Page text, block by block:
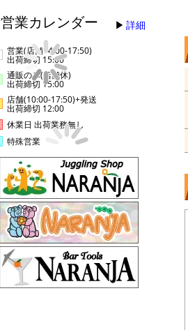
営業カレンダー 詳細
営業(店舗14:00-17:50)
出荷締切 15:00
通販のみ(店舗休)
出荷締切 15:00
店舗(10:00-17:50)+発送
出荷締切 12:00
休業日 出荷業務無し
特殊営業